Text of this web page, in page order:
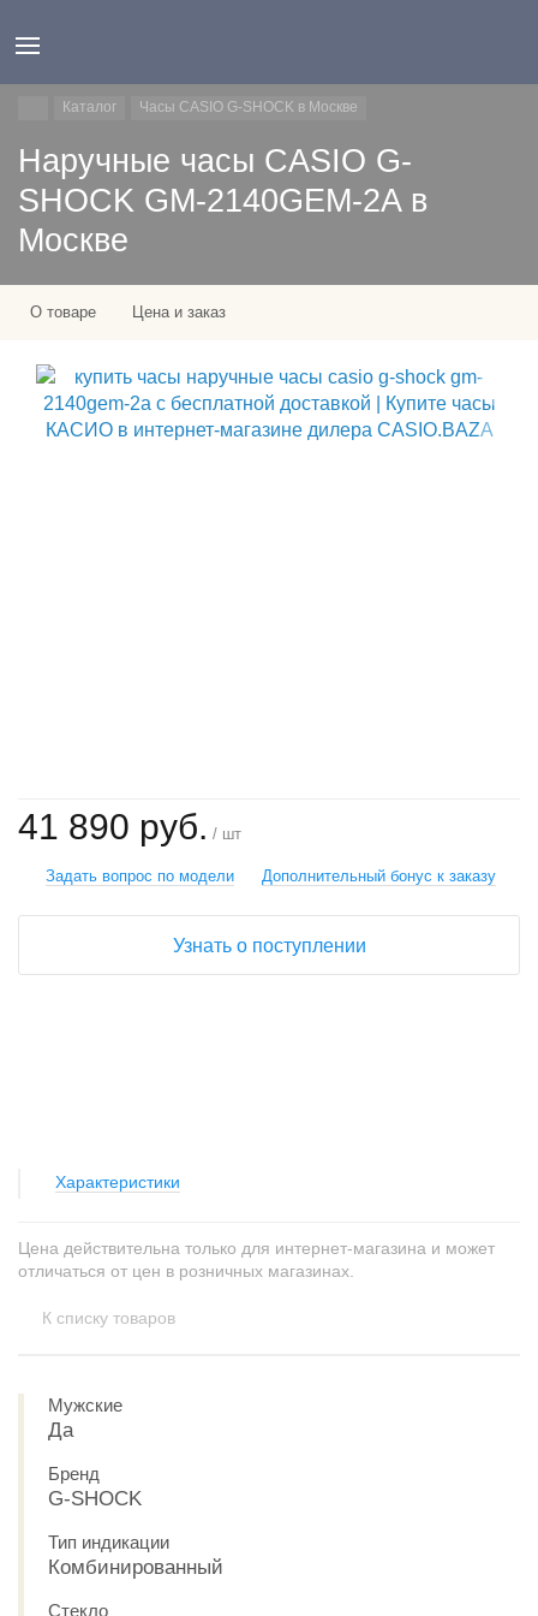
Каталог Часы CASIO G-SHOCK в Москве
Наручные часы CASIO G-
SHOCK GM-2140GEM-2A в
Москве
О товаре Цена и заказ
Характеристики
41 890 руб. / шт
Задать вопрос по модели Дополнительный бонус к заказу
Узнать о поступлении
Цена действительна только для интернет-магазина и может
отличаться от цен в розничных магазинах.
К списку товаров
Мужские
Да
Бренд
G-SHOCK
Тип индикации
Комбинированный
Стекло